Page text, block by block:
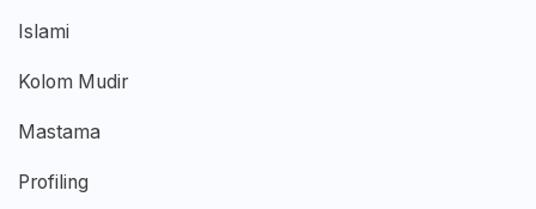
Islami
Kolom Mudir
Mastama
Profiling